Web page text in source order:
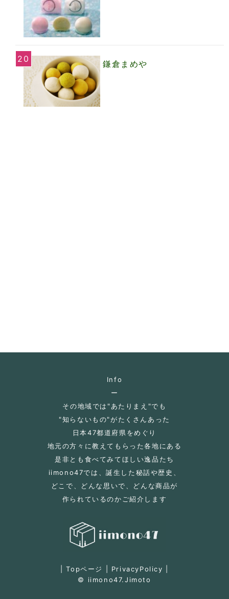
鎌倉まめや
Info
ー
その地域では"あたりまえ"でも
"知らないもの"がたくさんあった
日本47都道府県をめぐり
地元の方々に教えてもらった各地にある
是非とも食べてみてほしい逸品たち
iimono47では、誕生した秘話や歴史、
どこで、どんな思いで、どんな商品が
作られているのかご紹介します
|Topページ PrivacyPolicy
© iimono47.Jimoto